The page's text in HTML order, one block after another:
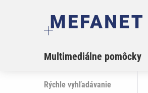
Multimediálne pomôcky
Rýchle vyhľadávanie